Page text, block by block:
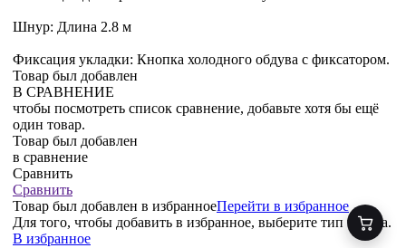
Шнур: Длина 2.8 м
Фиксация укладки: Кнопка холодного обдува с фиксатором.
Товар был добавлен
В СРАВНЕНИЕ
чтобы посмотреть список сравнение, добавьте хотя бы ещё
один товар.
Товар был добавлен
в сравнение
Сравнить
Сравнить
Товар был добавлен в избранноеПерейти в избранное
Для того, чтобы добавить в избранное, выберите тип товара.
В избранное